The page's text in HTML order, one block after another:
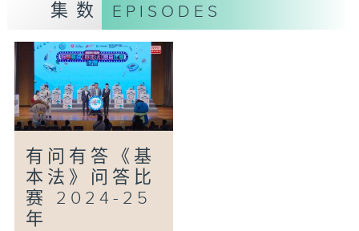
集数 EPISODES
有问有答《基
本法》问答比
赛 2024-25
年